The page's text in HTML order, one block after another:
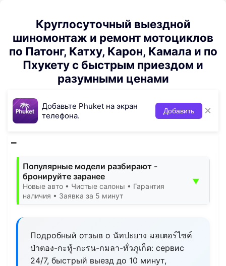
Круглосуточный выездной
шиномонтаж и ремонт мотоциклов
по Патонг, Катху, Карон, Камала и по
Пхукету с быстрым приездом и
разумными ценами
Добавьте Phuket на экран
телефона.
Добавить ×
Популярные модели разбирают -
бронируйте заранее
Новые авто • Чистые салоны • Гарантия
наличия • Заявка за 5 минут
▼
Подробный отзыв о นัทปะยาง มอเตอร์ไซค์
ป่าตอง-กะทู้-กะรน-กมลา-ทั่วภูเก็ต: сервис
24/7, быстрый выезд до 10 минут,